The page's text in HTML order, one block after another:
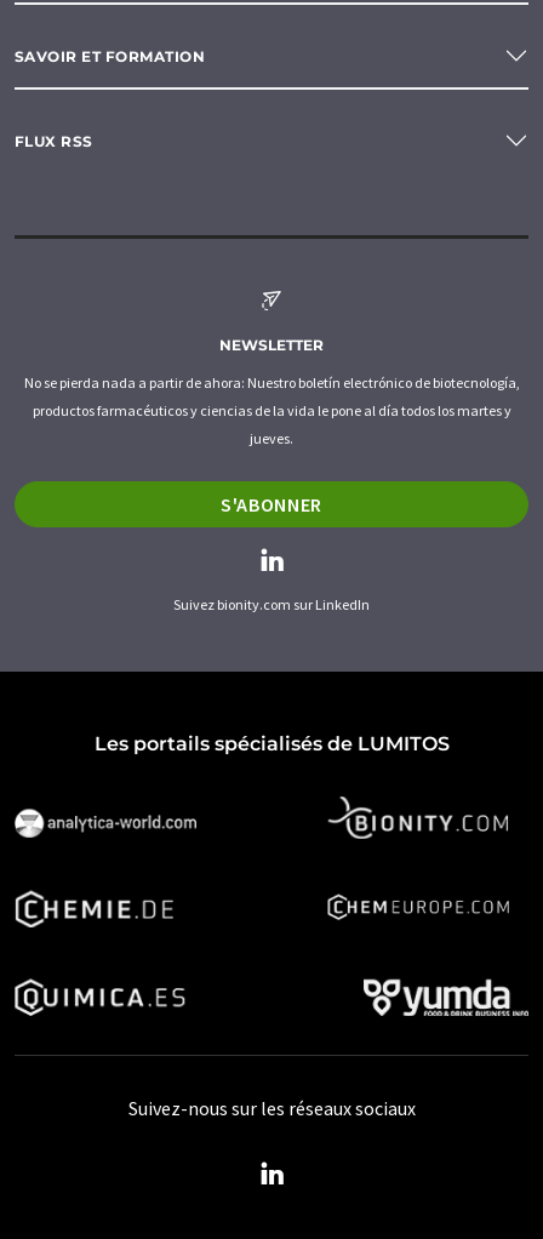
SAVOIR ET FORMATION
FLUX RSS
NEWSLETTER
No se pierda nada a partir de ahora: Nuestro boletín electrónico de biotecnología,
productos farmacéuticos y ciencias de la vida le pone al día todos los martes y
jueves.
S'ABONNER
Suivez bionity.com sur LinkedIn
Les portails spécialisés de LUMITOS
Suivez-nous sur les réseaux sociaux